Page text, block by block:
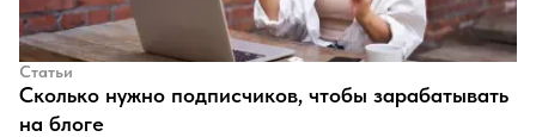
Статьи
​Сколько нужно подписчиков, чтобы зарабатывать
на блоге